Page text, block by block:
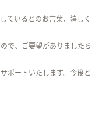
ているとのお言葉、嬉しく
で、ご要望がありましたら
ポートいたします。今後と